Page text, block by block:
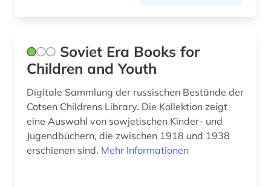
pravda (zeitung) (1)
putsch (1)
quelle (2)
quellensammlung (3)
Soviet Era Books for
Children and Youth
Digitale Sammlung der russischen Bestände der
Cotsen Childrens Library. Die Kollektion zeigt
eine Auswahl von sowjetischen Kinder- und
Jugendbüchern, die zwischen 1918 und 1938
erschienen sind. Mehr Informationen